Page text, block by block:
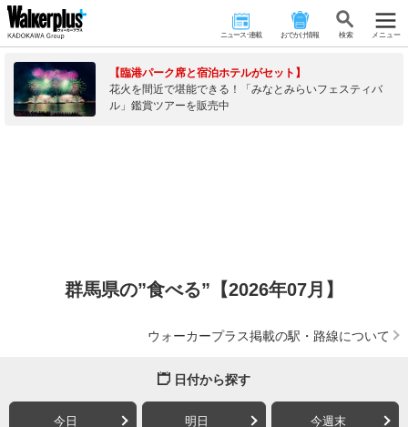
ニュース･連載 おでかけ情報 検 索 メニュー
【臨港パーク席と宿泊ホテルがセット】
花火を間近で堪能できる！「みなとみらいフェスティバ
ル」鑑賞ツアーを販売中
群馬県の”食べる”【2026年07月】
ウォーカープラス掲載の駅・路線について
日付から探す
今日 明日 今週末